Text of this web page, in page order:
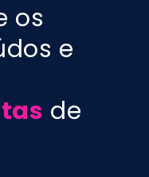
os
e
de